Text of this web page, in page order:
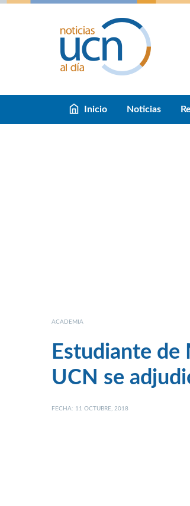
Inicio Noticias
ACADEMIA
Estudiante de
UCN se
FECHA: 11 OCTUBRE, 2018